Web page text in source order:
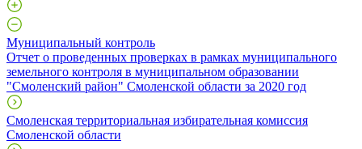
Муниципальный контроль
Отчет о проведенных проверках в рамках муниципального
земельного контроля в муниципальном образовании
"Смоленский район" Смоленской области за 2020 год
Смоленская территориальная избирательная комиссия
Смоленской области